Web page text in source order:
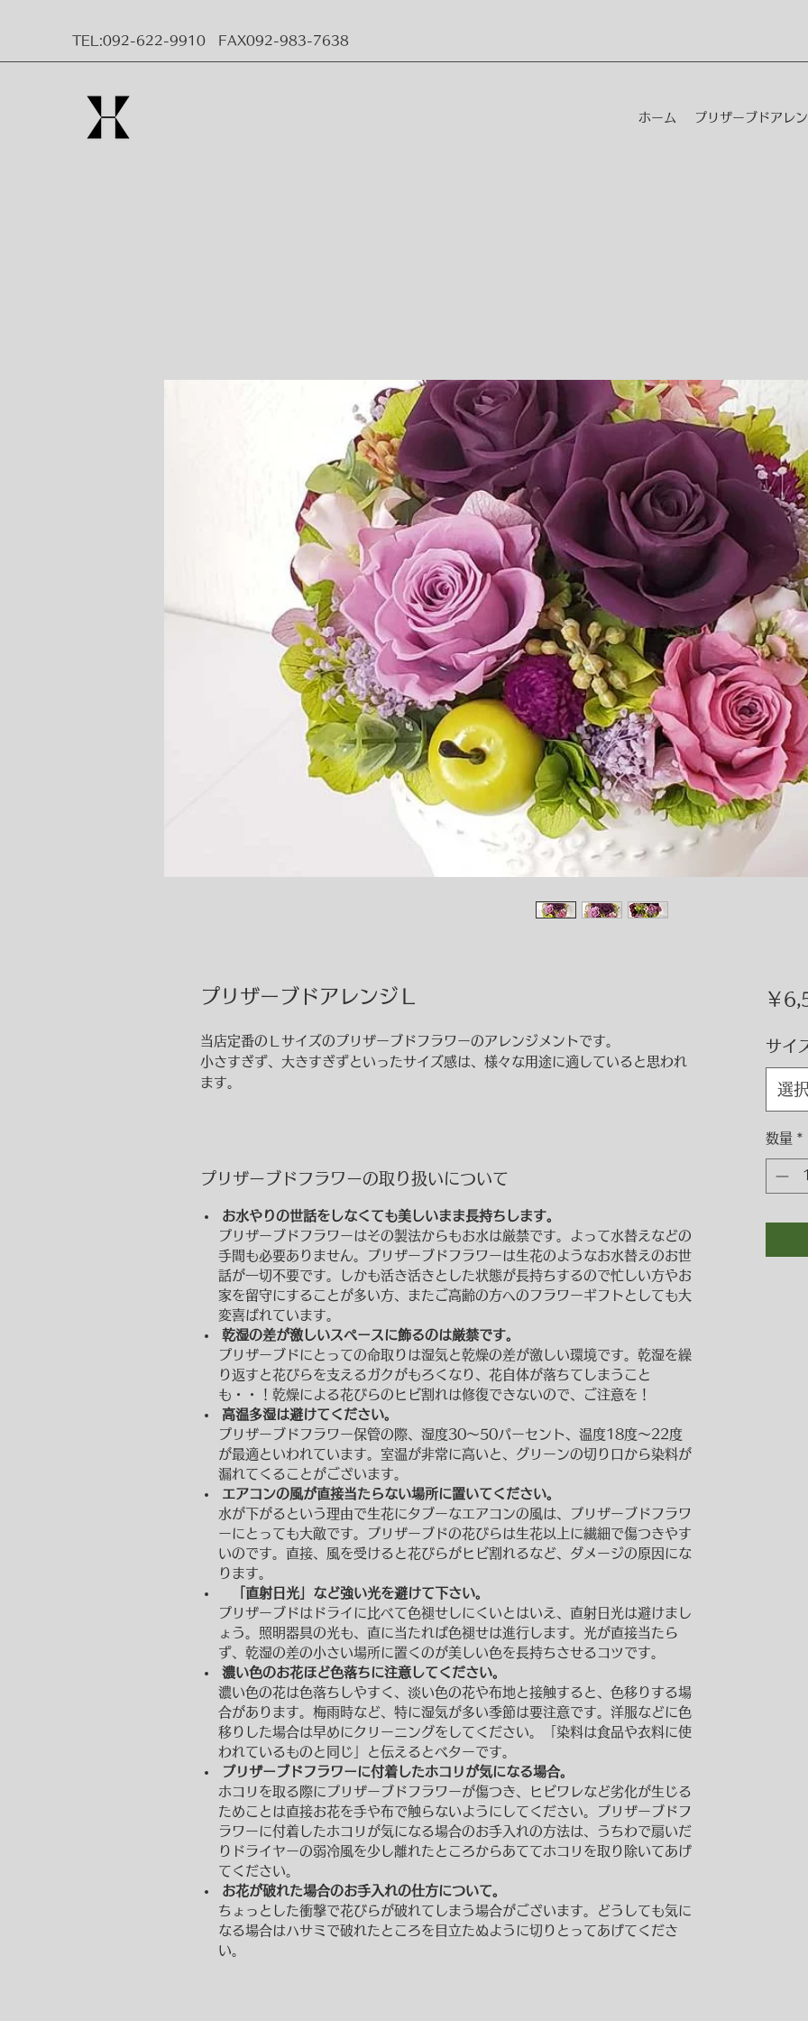
TEL:092-622-9910 FAX092-983-7638
ホーム プリザーブドアレ
プリザーブドアレンジＬ
当店定番のＬサイズのプリザーブドフラワーのアレンジメントです。
小さすぎず、大きすぎずといったサイズ感は、様々な用途に適していると思われ
ます。
プリザーブドフラワーの取り扱いについて
お水やりの世話をしなくても美しいまま長持ちします。
プリザーブドフラワーはその製法からもお水は厳禁です。よって水替えなどの
手間も必要ありません。プリザーブドフラワーは生花のようなお水替えのお世
話が一切不要です。しかも活き活きとした状態が長持ちするので忙しい方やお
家を留守にすることが多い方、またご高齢の方へのフラワーギフトとしても大
変喜ばれています。
乾湿の差が激しいスペースに飾るのは厳禁です。
プリザーブドにとっての命取りは湿気と乾燥の差が激しい環境です。乾湿を繰
り返すと花びらを支えるガクがもろくなり、花自体が落ちてしまうこと
も・・！乾燥による花びらのヒビ割れは修復できないので、ご注意を！
高温多湿は避けてください。
プリザーブドフラワー保管の際、湿度30～50パーセント、温度18度～22度
が最適といわれています。室温が非常に高いと、グリーンの切り口から染料が
漏れてくることがございます。
エアコンの風が直接当たらない場所に置いてください。
水が下がるという理由で生花にタブーなエアコンの風は、プリザーブドフラワ
ーにとっても大敵です。プリザーブドの花びらは生花以上に繊細で傷つきやす
いのです。直接、風を受けると花びらがヒビ割れるなど、ダメージの原因にな
ります。
「直射日光」など強い光を避けて下さい。
プリザーブドはドライに比べて色褪せしにくいとはいえ、直射日光は避けまし
ょう。照明器具の光も、直に当たれば色褪せは進行します。光が直接当たら
ず、乾湿の差の小さい場所に置くのが美しい色を長持ちさせるコツです。
濃い色のお花ほど色落ちに注意してください。
濃い色の花は色落ちしやすく、淡い色の花や布地と接触すると、色移りする場
合があります。梅雨時など、特に湿気が多い季節は要注意です。洋服などに色
移りした場合は早めにクリーニングをしてください。「染料は食品や衣料に使
われているものと同じ」と伝えるとベターです。
プリザーブドフラワーに付着したホコリが気になる場合。
ホコリを取る際にプリザーブドフラワーが傷つき、ヒビワレなど劣化が生じる
ためことは直接お花を手や布で触らないようにしてください。プリザーブドフ
ラワーに付着したホコリが気になる場合のお手入れの方法は、うちわで扇いだ
りドライヤーの弱冷風を少し離れたところからあててホコリを取り除いてあげ
てください。
お花が破れた場合のお手入れの仕方について。
ちょっとした衝撃で花びらが破れてしまう場合がございます。どうしても気に
なる場合はハサミで破れたところを目立たぬように切りとってあげてくださ
い。
￥
サイ
選択
数量 *